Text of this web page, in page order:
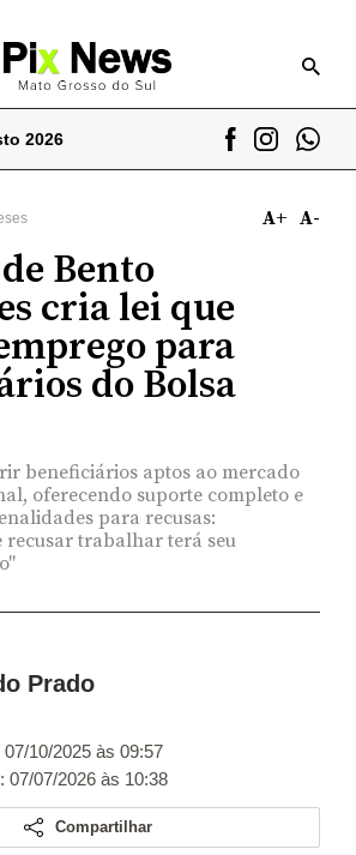
2026
A+ A-
Bento
cria lei que
para
do Bolsa
beneficiários aptos ao mercado
oferecendo suporte completo e
para recusas:
recusar trabalhar terá seu
Prado
10/2025 às 09:57
07/07/2026 às 10:38
Compartilhar